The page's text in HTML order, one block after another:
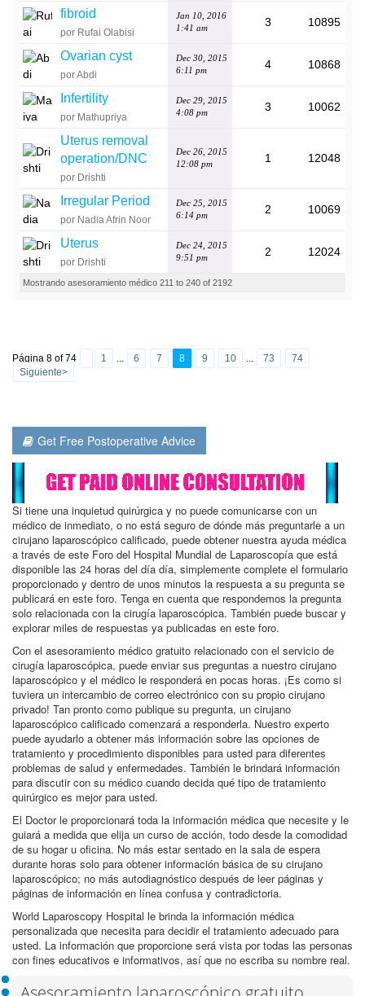
fibroid
por Rufai Olabisi
Jan 10, 2016
1:41 am
3 10895
Ovarian cyst
por Abdi
Dec 30, 2015
6:11 pm
4 10868
Infertility
por Mathupriya
Dec 29, 2015
4:08 pm
3 10062
Uterus removal
operation/DNC
por Drishti
Dec 26, 2015
12:08 pm
1 12048
Irregular Period
por Nadia Afrin Noor
Dec 25, 2015
6:14 pm
2 10069
Uterus
por Drishti
Dec 24, 2015
9:51 pm
2 12024
Mostrando asesoramiento médico 211 to 240 of 2192
Página 8 of 74 1 ... 6 7 8 9 10 ... 73
74
Siguiente>
Get Free Postoperative Advice
Si tiene una inquietud quirúrgica y no puede comunicarse con un
médico de inmediato, o no está seguro de dónde más preguntarle a un
cirujano laparoscópico calificado, puede obtener nuestra ayuda médica
a través de este Foro del Hospital Mundial de Laparoscopía que está
disponible las 24 horas del día día, simplemente complete el formulario
proporcionado y dentro de unos minutos la respuesta a su pregunta se
publicará en este foro. Tenga en cuenta que respondemos la pregunta
solo relacionada con la cirugía laparoscópica. También puede buscar y
explorar miles de respuestas ya publicadas en este foro.
Con el asesoramiento médico gratuito relacionado con el servicio de
cirugía laparoscópica, puede enviar sus preguntas a nuestro cirujano
laparoscópico y el médico le responderá en pocas horas. ¡Es como si
tuviera un intercambio de correo electrónico con su propio cirujano
privado! Tan pronto como publique su pregunta, un cirujano
laparoscópico calificado comenzará a responderla. Nuestro experto
puede ayudarlo a obtener más información sobre las opciones de
tratamiento y procedimiento disponibles para usted para diferentes
problemas de salud y enfermedades. También le brindará información
para discutir con su médico cuando decida qué tipo de tratamiento
quirúrgico es mejor para usted.
El Doctor le proporcionará toda la información médica que necesite y le
guiará a medida que elija un curso de acción, todo desde la comodidad
de su hogar u oficina. No más estar sentado en la sala de espera
durante horas solo para obtener información básica de su cirujano
laparoscópico; no más autodiagnóstico después de leer páginas y
páginas de información en línea confusa y contradictoria.
World Laparoscopy Hospital le brinda la información médica
personalizada que necesita para decidir el tratamiento adecuado para
usted. La información que proporcione será vista por todas las personas
con fines educativos e informativos, así que no escriba su nombre real.